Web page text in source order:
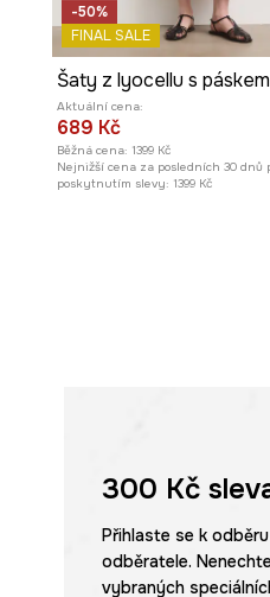
Ležérní styl, ideální
-50%
FINAL SALE
Aktuální cena:
689 Kč
Běžná cena: 1399 Kč
Nejnižší cena za posledních 30 dnů
poskytnutím slevy: 1399 Kč
300 Kč
Přihlaste se k
odběratele.
vybraných